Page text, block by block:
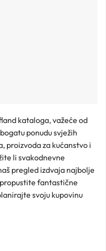
kataloga, važeće od
ponudu svježih
proizvoda za kućanstvo i
li svakodnevne
pregled izdvaja najbolje
fantastične
svoju kupovinu